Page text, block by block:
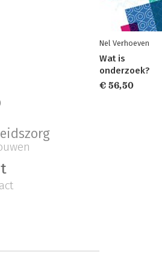
Nel Verhoeven
Wat is
onderzoek?
€ 56,50